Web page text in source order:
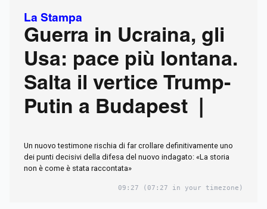
La Stampa
Guerra in Ucraina, gli
Usa: pace più lontana.
Salta il vertice Trump-
Putin a Budapest |
Un nuovo testimone rischia di far crollare definitivamente uno
dei punti decisivi della difesa del nuovo indagato: «La storia
non è come è stata raccontata»
09:27 (07:27 in your timezone)